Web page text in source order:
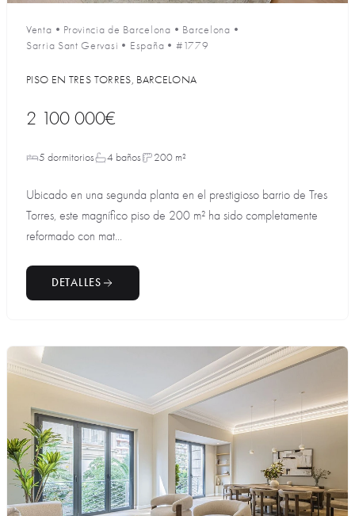
Venta • Provincia de Barcelona • Barcelona •
Sarria Sant Gervasi • España • #1779
PISO EN TRES TORRES, BARCELONA
2 100 000€
5 dormitorios 4 baños 200 m²
Ubicado en una segunda planta en el prestigioso barrio de Tres
Torres, este magnífico piso de 200 m² ha sido completamente
reformado con mat...
DETALLES